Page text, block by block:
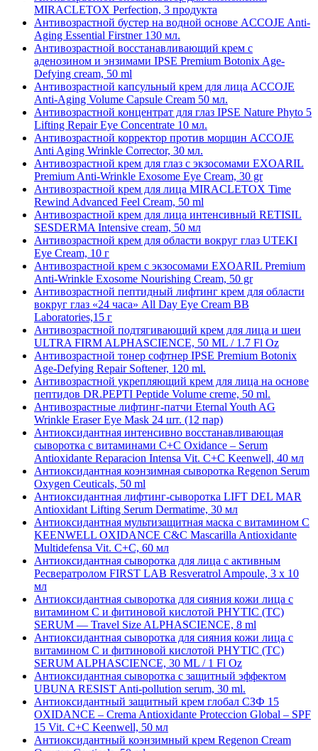
MIRACLETOX Perfection, 3 продукта
Антивозрастной бустер на водной основе ACCOJE Anti-
Aging Essential Firstner 130 мл.
Антивозрастной восстанавливающий крем с
аденозином и энзимами IPSE Premium Botonix Age-
Defying cream, 50 ml
Антивозрастной капсульный крем для лица ACCOJE
Anti-Aging Volume Capsule Cream 50 мл.
Антивозрастной концентрат для глаз IPSE Nature Phyto 5
Lifting Repair Eye Concentrate 10 мл.
Антивозрастной корректор против морщин ACCOJE
Anti Aging Wrinkle Corrector, 30 мл.
Антивозрастной крем для глаз с экзосомами EXOARIL
Premium Anti-Wrinkle Exosome Eye Cream, 30 gr
Антивозрастной крем для лица MIRACLETOX Time
Rewind Advanced Feel Cream, 50 ml
Антивозрастной крем для лица интенсивный RETISIL
SESDERMA Intensive cream, 50 мл
Антивозрастной крем для области вокруг глаз UTEKI
Eye Cream, 10 г
Антивозрастной крем с экзосомами EXOARIL Premium
Anti-Wrinkle Exosome Nourishing Cream, 50 gr
Антивозрастной пептидный лифтинг крем для области
вокруг глаз «24 часа» All Day Eye Cream BB
Laboratories,15 г
Антивозрастной подтягивающий крем для лица и шеи
ULTRA FIRM ALPHASCIENCE, 50 ML / 1.7 Fl Oz
Антивозрастной тонер софтнер IPSE Premium Botonix
Age-Defying Repair Softener, 120 ml.
Антивозрастной укрепляющий крем для лица на основе
пептидов DR.PEPTI Peptide Volume creme, 50 ml.
Антивозрастные лифтинг-патчи Eternal Youth AG
Wrinkle Eraser Eye Mask 24 шт. (12 пар)
Антиоксидантная интенсивно восстанавливающая
сыворотка с витаминами С+С Oxidance – Serum
Antioxidante Reparacion Intensa Vit. C+C Keenwell, 40 мл
Антиоксидантная коэнзимная сыворотка Regenon Serum
Oxygen Ceuticals, 50 ml
Антиоксидантная лифтинг-сыворотка LIFT DEL MAR
Antioxidant Lifting Serum Dermatime, 30 мл
Антиоксидантная мультизащитная маска с витамином С
KEENWELL OXIDANCE C&C Mascarilla Antioxidante
Multidefensa Vit. C+C, 60 мл
Антиоксидантная сыворотка для лица с активным
Ресвератролом FIRST LAB Resveratrol Ampoule, 3 x 10
мл
Антиоксидантная сыворотка для сияния кожи лица с
витамином C и фитиновой кислотой PHYTIC (TC)
SERUM — Travel Size ALPHASCIENCE, 8 ml
Антиоксидантная сыворотка для сияния кожи лица с
витамином C и фитиновой кислотой PHYTIC (TC)
SERUM ALPHASCIENCE, 30 ML / 1 Fl Oz
Антиоксидантная сыворотка с защитный эффектом
UBUNA RESIST Anti-pollution serum, 30 ml.
Антиоксидантный защитный крем глобал СЗФ 15
OXIDANCE – Crema Antioxidante Proteccion Global – SPF
15 Vit. C+C Keenwell, 50 мл
Антиоксидантный коэнзимный крем Regenon Cream